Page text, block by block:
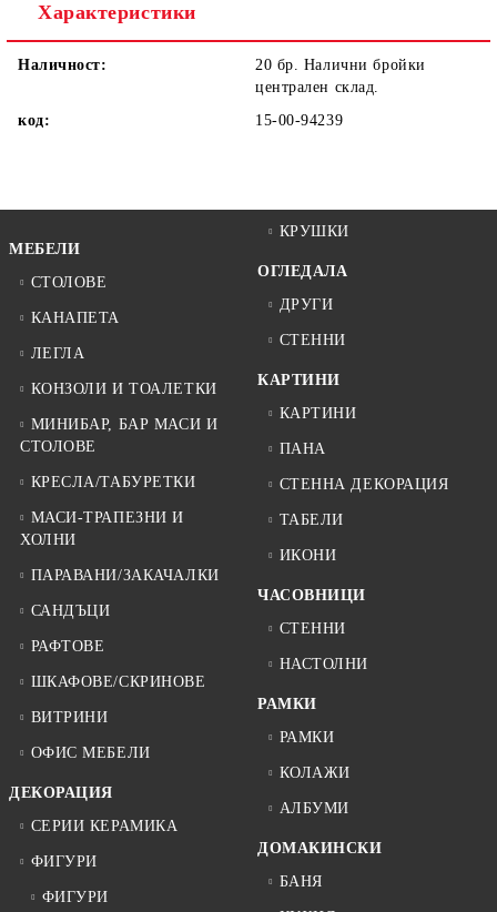
Характеристики
Наличност:
20 бр. Налични бройки
централен склад.
код:
15-00-94239
МЕБЕЛИ
СТОЛОВЕ
КАНАПЕТА
ЛЕГЛА
КОНЗОЛИ И ТОАЛЕТКИ
МИНИБАР, БАР МАСИ И
СТОЛОВЕ
КРЕСЛА/ТАБУРЕТКИ
МАСИ-ТРАПЕЗНИ И
ХОЛНИ
ПАРАВАНИ/ЗАКАЧАЛКИ
САНДЪЦИ
РАФТОВЕ
ШКАФОВЕ/СКРИНОВЕ
ВИТРИНИ
ОФИС МЕБЕЛИ
ДЕКОРАЦИЯ
СЕРИИ КЕРАМИКА
ФИГУРИ
ФИГУРИ
КРУШКИ
ОГЛЕДАЛА
ДРУГИ
СТЕННИ
КАРТИНИ
КАРТИНИ
ПАНА
СТЕННА ДЕКОРАЦИЯ
ТАБЕЛИ
ИКОНИ
ЧАСОВНИЦИ
СТЕННИ
НАСТОЛНИ
РАМКИ
РАМКИ
КОЛАЖИ
АЛБУМИ
ДОМАКИНСКИ
БАНЯ